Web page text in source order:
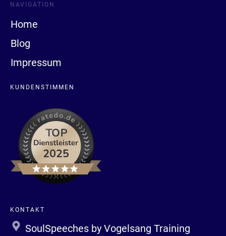
NAVIGATION
Home
Blog
Impressum
KUNDENSTIMMEN
KONTAKT
SoulSpeeches by Vogelsang Training